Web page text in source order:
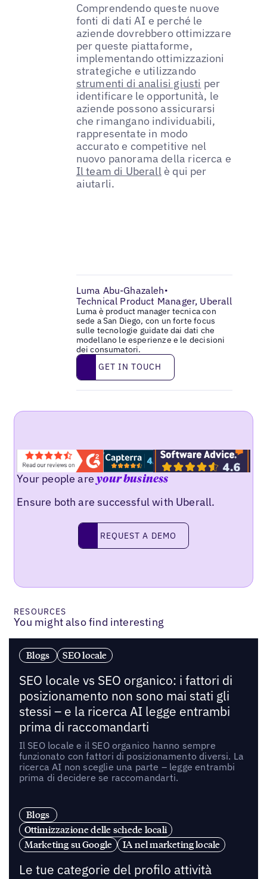
Comprendendo queste nuove
fonti di dati AI e perché le
aziende dovrebbero ottimizzare
per queste piattaforme,
implementando ottimizzazioni
strategiche e utilizzando
strumenti di analisi giusti per
identificare le opportunità, le
aziende possono assicurarsi
che rimangano individuabili,
rappresentate in modo
accurato e competitive nel
nuovo panorama della ricerca e
Il team di Uberallè qui per
aiutarli.
Luma Abu-Ghazaleh•
Technical Product Manager, Uberall
Luma è product manager tecnica con
sede a San Diego, con un forte focus
sulle tecnologie guidate dai dati che
modellano le esperienze e le decisioni
dei consumatori.
Get in touch
GET IN TOUCH
Your people areyour business
Ensure both are successful with Uberall.
Request a demo
REQUEST A DEMO
RESOURCES
You might also find interesting
Blogs SEO locale
SEO locale vs SEO organico: i fattori di
posizionamento non sono mai stati gli
stessi – e la ricerca AI legge entrambi
prima di raccomandarti
Il SEO locale e il SEO organico hanno sempre
funzionato con fattori di posizionamento diversi. La
ricerca AI non sceglie una parte – legge entrambi
prima di decidere se raccomandarti.
Blogs
Ottimizzazione delle schede locali
Marketing su Google
IA nel marketing locale
Le tue categorie del profilo attività